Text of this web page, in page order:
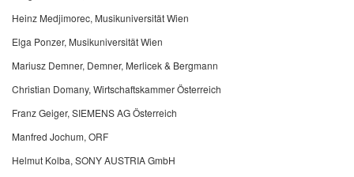
Heinz Medjimorec, Musikuniversität Wien
Elga Ponzer, Musikuniversität Wien
Mariusz Demner, Demner, Merlicek & Bergmann
Christian Domany, Wirtschaftskammer Österreich
Franz Geiger, SIEMENS AG Österreich
Manfred Jochum, ORF
Helmut Kolba, SONY AUSTRIA GmbH